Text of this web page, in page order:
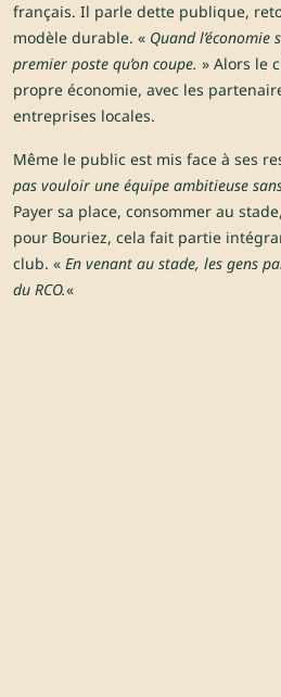
français. Il parle dette publique,
modèle durable. « Quand
premier poste qu’on coupe. » Alors le
propre économie, avec les
entreprises locales.
Même le public est mis face à ses
pas vouloir une équipe ambitieuse
Payer sa place, consommer au
pour Bouriez, cela fait partie
club. « En venant au stade, les gens
du RCO.«